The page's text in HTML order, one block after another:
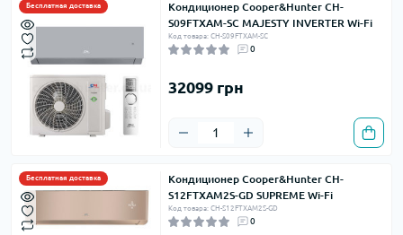
Бесплатная доставка
Кондиционер Cooper&Hunter CH-
S09FTXAM-SC MAJESTY INVERTER Wi-Fi
Код товара: CH-S09FTXAM-SC
0
32099 грн
Бесплатная доставка
Кондиционер Cooper&Hunter CH-
S12FTXAM2S-GD SUPREME Wi-Fi
Код товара: CH-S12FTXAM2S-GD
0